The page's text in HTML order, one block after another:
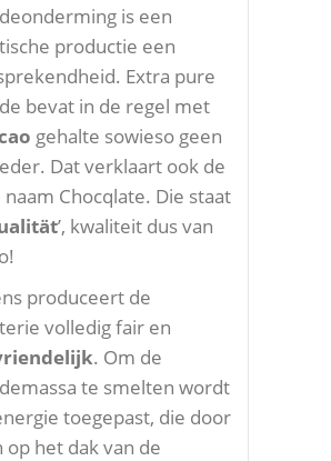
is een
productie een
Extra pure
bevat in de regel met
gehalte sowieso geen
Dat verklaart ook de
naam Chocqlate. Die staat
’, kwaliteit dus van
produceert de
volledig fair en
. Om de
te smelten wordt
toegepast, die door
op het dak van de